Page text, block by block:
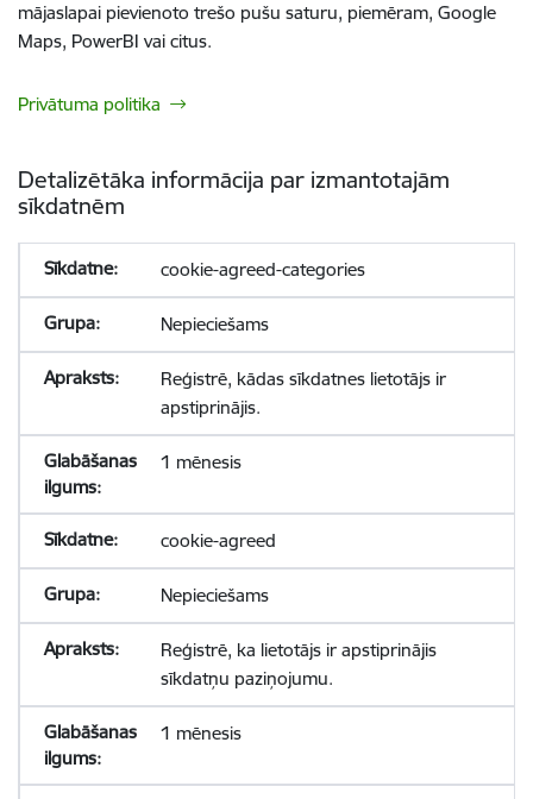
mājaslapai pievienoto trešo pušu saturu, piemēram, Google
Maps, PowerBI vai citus.
Privātuma politika
Detalizētāka informācija par izmantotajām
sīkdatnēm
cookie-agreed-categories
Nepieciešams
Reģistrē, kādas sīkdatnes lietotājs ir
apstiprinājis.
1 mēnesis
cookie-agreed
Nepieciešams
Reģistrē, ka lietotājs ir apstiprinājis
sīkdatņu paziņojumu.
1 mēnesis